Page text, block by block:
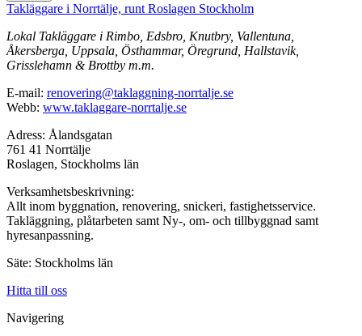
Takläggare i Norrtälje, runt Roslagen Stockholm
Lokal Takläggare i Rimbo, Edsbro, Knutbry, Vallentuna,
Åkersberga, Uppsala, Östhammar, Öregrund, Hallstavik,
Grisslehamn & Brottby m.m.
E-mail: renovering@taklaggning-norrtalje.se
Webb: www.taklaggare-norrtalje.se
Adress: Ålandsgatan
761 41 Norrtälje
Roslagen, Stockholms län
Verksamhetsbeskrivning:
Allt inom byggnation, renovering, snickeri, fastighetsservice.
Takläggning, plåtarbeten samt Ny-, om- och tillbyggnad samt
hyresanpassning.
Säte: Stockholms län
Hitta till oss
Navigering